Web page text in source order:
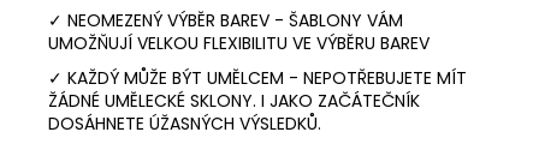
✓ NEOMEZENÝ VÝBĚR BAREV - ŠABLONY VÁM
UMOŽŇUJÍ VELKOU FLEXIBILITU VE VÝBĚRU BAREV
✓ KAŽDÝ MŮŽE BÝT UMĚLCEM - NEPOTŘEBUJETE MÍT
ŽÁDNÉ UMĚLECKÉ SKLONY. I JAKO ZAČÁTEČNÍK
DOSÁHNETE ÚŽASNÝCH VÝSLEDKŮ.